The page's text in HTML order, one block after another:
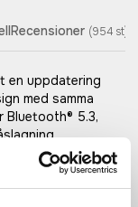
Recensioner (954 st)
en uppdatering
med samma
Bluetooth® 5.3,
förbättrar ljudet
programmering, så
när du bär